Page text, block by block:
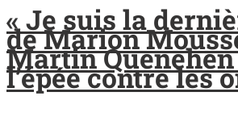
« Je suis la
de Marion
Martin
l’épée contre les